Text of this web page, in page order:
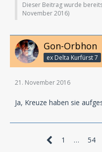
Dieser Beitrag wurde
November 2016)
Gon-Orbhon
ex Delta Kurfürst 7
21. November 2016
Ja, Kreuze haben sie
1 … 54